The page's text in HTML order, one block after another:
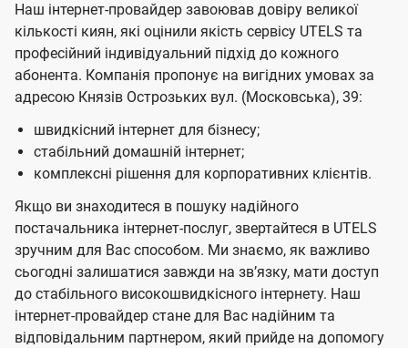
Наш інтернет-провайдер завоював довіру великої
кількості киян, які оцінили якість сервісу UTELS та
професійний індивідуальний підхід до кожного
абонента. Компанія пропонує на вигідних умовах за
адресою Князів Острозьких вул. (Московська), 39:
швидкісний інтернет для бізнесу;
стабільний домашній інтернет;
комплексні рішення для корпоративних клієнтів.
Якщо ви знаходитеся в пошуку надійного
постачальника інтернет-послуг, звертайтеся в UTELS
зручним для Вас способом. Ми знаємо, як важливо
сьогодні залишатися завжди на звʼязку, мати доступ
до стабільного високошвидкісного інтернету. Наш
інтернет-провайдер стане для Вас надійним та
відповідальним партнером, який прийде на допомогу